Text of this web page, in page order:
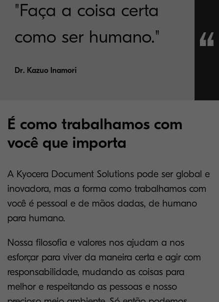
"Faça a coisa certa
como ser humano."
Dr. Kazuo Inamori
É como trabalhamos com
você que importa
A Kyocera Document Solutions pode ser global e
inovadora, mas a forma como trabalhamos com
você é pessoal e de mãos dadas, de humano
para humano.
Nossa filosofia e valores nos ajudam a nos
esforçar para viver da maneira certa e agir com
responsabilidade, mudando as coisas para
melhor e respeitando as pessoas e nosso